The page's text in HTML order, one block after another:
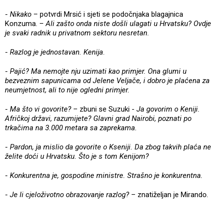
- Nikako – potvrdi Mrsić i sjeti se podočnjaka blagajnica
Konzuma. –Ali zašto onda niste došli ulagati u Hrvatsku? Ovdje
je svaki radnik u privatnom sektoru nesretan.
- Razlog je jednostavan. Kenija.
- Pajić? Ma nemojte nju uzimati kao primjer. Ona glumi u
bezveznim sapunicama od Jelene Veljače, i dobro je plaćena za
neumjetnost, ali to nije ogledni primjer.
- Ma što vi govorite? – zbuni se Suzuki - Ja govorim o Keniji.
Afričkoj državi, razumijete? Glavni grad Nairobi, poznati po
trkačima na 3.000 metara sa zaprekama.
- Pardon, ja mislio da govorite o Kseniji. Da zbog takvih plaća ne
želite doći u Hrvatsku. Što je s tom Kenijom?
- Konkurentna je, gospodine ministre. Strašno je konkurentna.
- Je li cjeloživotno obrazovanje razlog? – znatiželjan je Mirando.